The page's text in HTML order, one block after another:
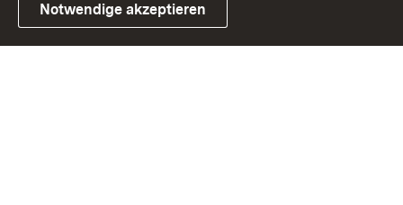
Link zum Landesportal
Notwendige akzeptieren